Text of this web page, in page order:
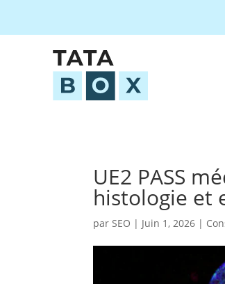
UE2 PASS
histologie et
par SEO | Juin 1, 2026 |